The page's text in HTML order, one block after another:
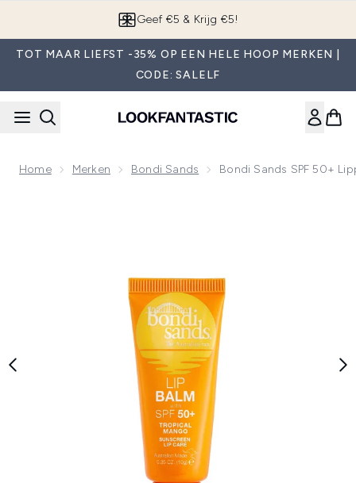
App downloaden
TOT MAAR LIEFST -35% OP EEN HELE HOOP MERKEN |
CODE: SALELF
Home Merken Bondi Sands Bondi Sands SPF 50+